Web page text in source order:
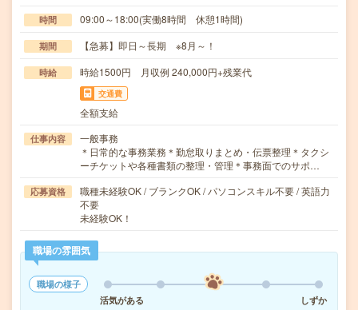
時間 09:00～18:00(実働8時間 休憩1時間)
期間 【急募】即日～長期 ※8月～！
時給 時給1500円 月収例 240,000円+残業代
交通費
全額支給
仕事内容
一般事務
＊日常的な事務業務＊勤怠取りまとめ・伝票整理＊タクシ
ーチケットや各種書類の整理・管理＊事務面でのサポ…
応募資格
職種未経験OK / ブランクOK / パソコンスキル不要 / 英語力
不要
未経験OK！
職場の雰囲気
職場の様子
活気がある
しずか